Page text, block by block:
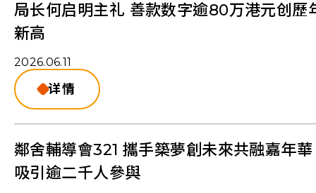
局长何启明主礼 善款数字逾80万港元创歷
新⾼
2026.06.11
详情
鄰舍輔導會321 攜手築夢創未來共融嘉年華
吸引逾二千人參與